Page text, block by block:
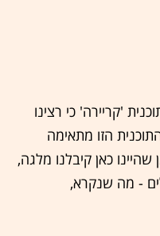
'קריירה' כי רצינו
הזו מתאימה
שהיינו כאן קיבלנו מלגה,
- מה שנקרא,